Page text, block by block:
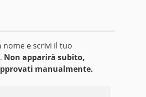
nome e scrivi il tuo
Non apparirà subito,
manualmente.